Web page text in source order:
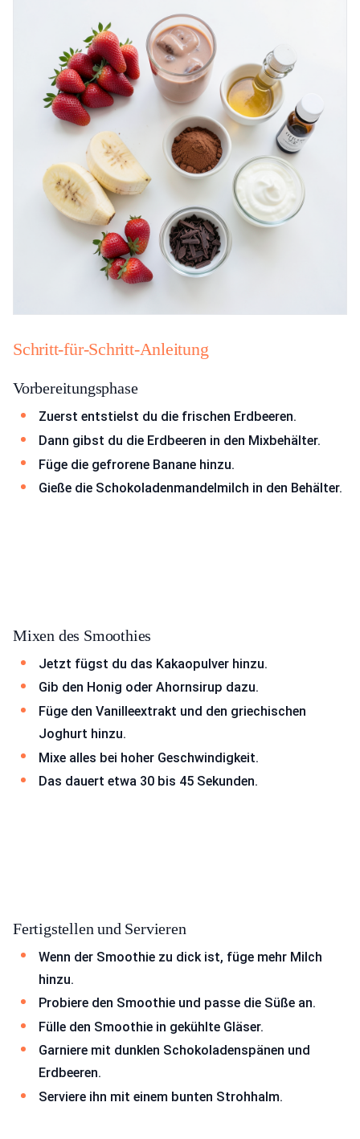
Schritt-für-Schritt-Anleitung
Vorbereitungsphase
Zuerst entstielst du die frischen Erdbeeren.
Dann gibst du die Erdbeeren in den Mixbehälter.
Füge die gefrorene Banane hinzu.
Gieße die Schokoladenmandelmilch in den Behälter.
Mixen des Smoothies
Jetzt fügst du das Kakaopulver hinzu.
Gib den Honig oder Ahornsirup dazu.
Füge den Vanilleextrakt und den griechischen
Joghurt hinzu.
Mixe alles bei hoher Geschwindigkeit.
Das dauert etwa 30 bis 45 Sekunden.
Fertigstellen und Servieren
Wenn der Smoothie zu dick ist, füge mehr Milch
hinzu.
Probiere den Smoothie und passe die Süße an.
Fülle den Smoothie in gekühlte Gläser.
Garniere mit dunklen Schokoladenspänen und
Erdbeeren.
Serviere ihn mit einem bunten Strohhalm.